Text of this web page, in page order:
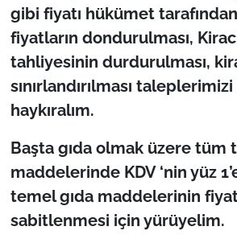
gibi fiyatı hükümet
fiyatların dondurulması,
tahliyesinin durdurulması,
sınırlandırılması
haykıralım.
Başta gıda olmak üzere tüm
maddelerinde KDV ‘nin yüz
temel gıda maddelerinin
sabitlenmesi için yürüyelim.